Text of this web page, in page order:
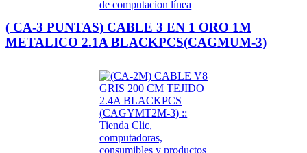
( CA-3 PUNTAS) CABLE 3 EN 1 ORO 1M
METALICO 2.1A BLACKPCS(CAGMUM-3)